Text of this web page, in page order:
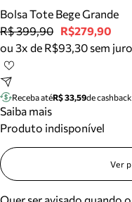
Tamanco
Tênis
Mule
Tire dúvidas sobre
Meus pedidos
Acompanhe seus
Bolsa Tote Bege Grande
R$ 399,90 R$279,90
ou 3x de R$93,30 sem
Receba atéR$ 33,59de cashback
Saiba mais
Produto indisponível
Ver